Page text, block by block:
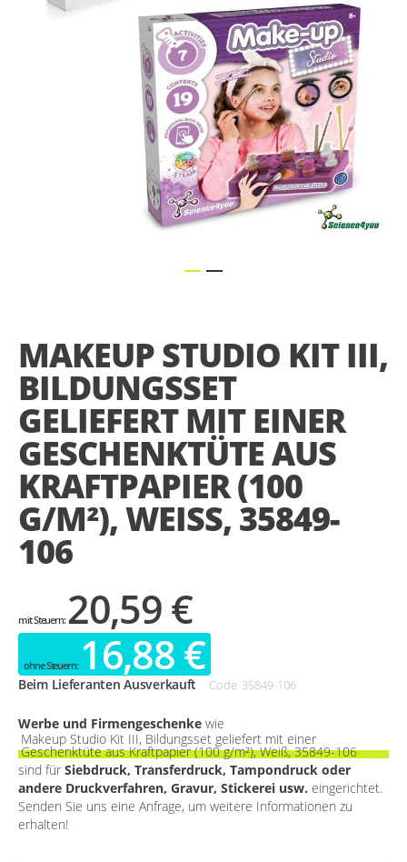
beginning
of
the
images
gallery
MAKEUP STUDIO KIT III,
BILDUNGSSET
GELIEFERT MIT EINER
GESCHENKTÜTE AUS
KRAFTPAPIER (100
G/M²), WEISS, 35849-1
06
20,59 €
16,88 €
Beim Lieferanten Ausverkauft Code 35849-106
Werbe und Firmengeschenke wie
Makeup Studio Kit III, Bildungsset geliefert mit einer
Geschenktüte aus Kraftpapier (100 g/m²), Weiß, 35849-106
sind für Siebdruck, Transferdruck, Tampondruck oder
andere Druckverfahren, Gravur, Stickerei usw. eingerichtet.
Senden Sie uns eine Anfrage, um weitere Informationen zu
erhalten!